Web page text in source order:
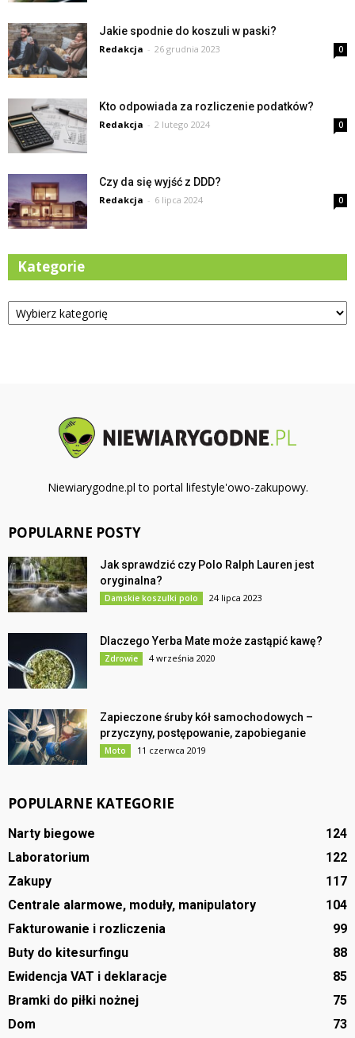
Jakie spodnie do koszuli w paski?
Redakcja - 26 grudnia 2023 0
Kto odpowiada za rozliczenie podatków?
Redakcja - 2 lutego 2024 0
Czy da się wyjść z DDD?
Redakcja - 6 lipca 2024 0
Kategorie
Kategorie
Niewiarygodne.pl to portal lifestyle'owo-zakupowy.
POPULARNE POSTY
Jak sprawdzić czy Polo Ralph Lauren jest
oryginalna?
Damskie koszulki polo 24 lipca 2023
Dlaczego Yerba Mate może zastąpić kawę?
Zdrowie 4 września 2020
Zapieczone śruby kół samochodowych –
przyczyny, postępowanie, zapobieganie
Moto 11 czerwca 2019
POPULARNE KATEGORIE
Narty biegowe
124
Laboratorium
122
Zakupy
117
Centrale alarmowe, moduły, manipulatory
104
Fakturowanie i rozliczenia
99
Buty do kitesurfingu
88
Ewidencja VAT i deklaracje
85
Bramki do piłki nożnej
75
Dom
73